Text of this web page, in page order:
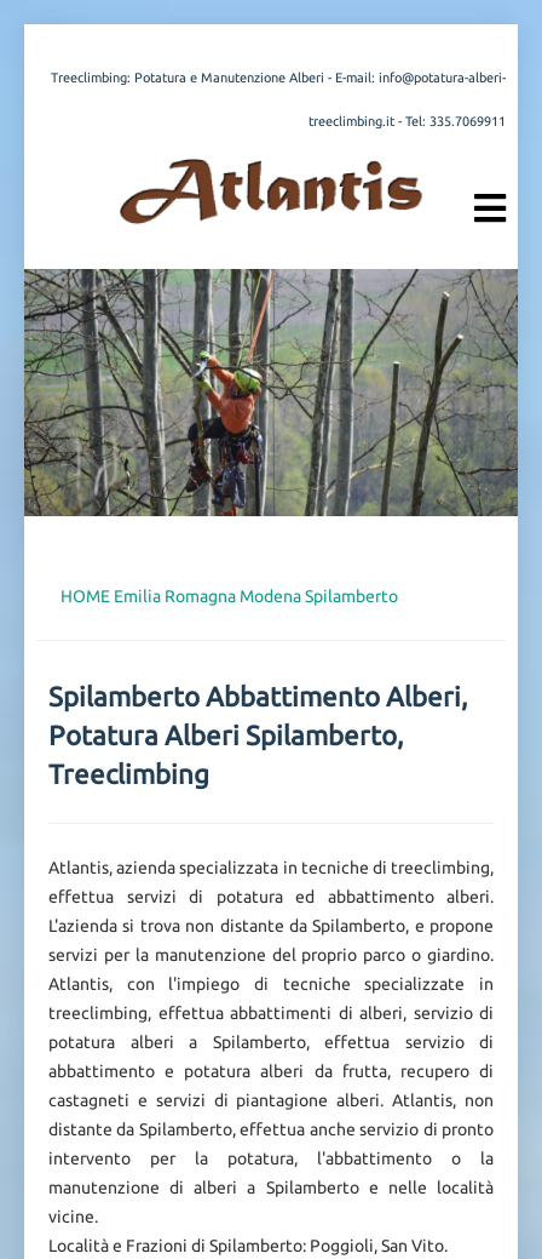
Treeclimbing: Potatura e Manutenzione Alberi - E-mail: info@potatura-alberi-
treeclimbing.it - Tel: 335.7069911
HOME Emilia Romagna ModenaSpilamberto
Spilamberto Abbattimento Alberi,
Potatura Alberi Spilamberto,
Treeclimbing
Atlantis, azienda specializzata in tecniche di treeclimbing,
effettua servizi di potatura ed abbattimento alberi.
L'azienda si trova non distante da Spilamberto, e propone
servizi per la manutenzione del proprio parco o giardino.
Atlantis, con l'impiego di tecniche specializzate in
treeclimbing, effettua abbattimenti di alberi, servizio di
potatura alberi a Spilamberto, effettua servizio di
abbattimento e potatura alberi da frutta, recupero di
castagneti e servizi di piantagione alberi. Atlantis, non
distante da Spilamberto, effettua anche servizio di pronto
intervento per la potatura, l'abbattimento o la
manutenzione di alberi a Spilamberto e nelle località
vicine.
Località e Frazioni di Spilamberto: Poggioli, San Vito.